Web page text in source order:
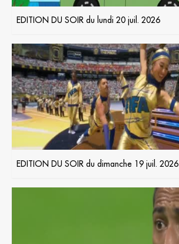
EDITION DU SOIR du lundi 20 juil. 2026
EDITION DU SOIR du dimanche 19 juil. 2026